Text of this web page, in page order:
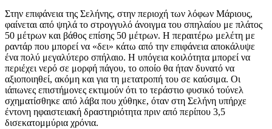
Στην επιφάνεια της Σελήνης, στην περιοχή των λόφων Μάριους,
φαίνεται από ψηλά το στρογγυλό άνοιγμα του σπηλαίου με πλάτος
50 μέτρων και βάθος επίσης 50 μέτρων. Η περαιτέρω μελέτη με
ραντάρ που μπορεί να «δει» κάτω από την επιφάνεια αποκάλυψε
ένα πολύ μεγαλύτερο σπήλαιο. Η υπόγεια κοιλότητα μπορεί να
περιέχει νερό σε μορφή πάγου, το οποίο θα ήταν δυνατό να
αξιοποιηθεί, ακόμη και για τη μετατροπή του σε καύσιμα. Οι
ιάπωνες επιστήμονες εκτιμούν ότι το τεράστιο φυσικό τούνελ
σχηματίσθηκε από λάβα που χύθηκε, όταν στη Σελήνη υπήρχε
έντονη ηφαιστειακή δραστηριότητα πριν από περίπου 3,5
δισεκατομμύρια χρόνια.